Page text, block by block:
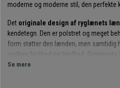
moderne og moderne stil, den perfekte
Det originale design af ryglænets
kendetegn. Den er polstret og meget
form støtter den lænden, men samtidig
mellem fasthed og blødhed.
behageligt, holdbart og nemt at rengøre.
Se mere